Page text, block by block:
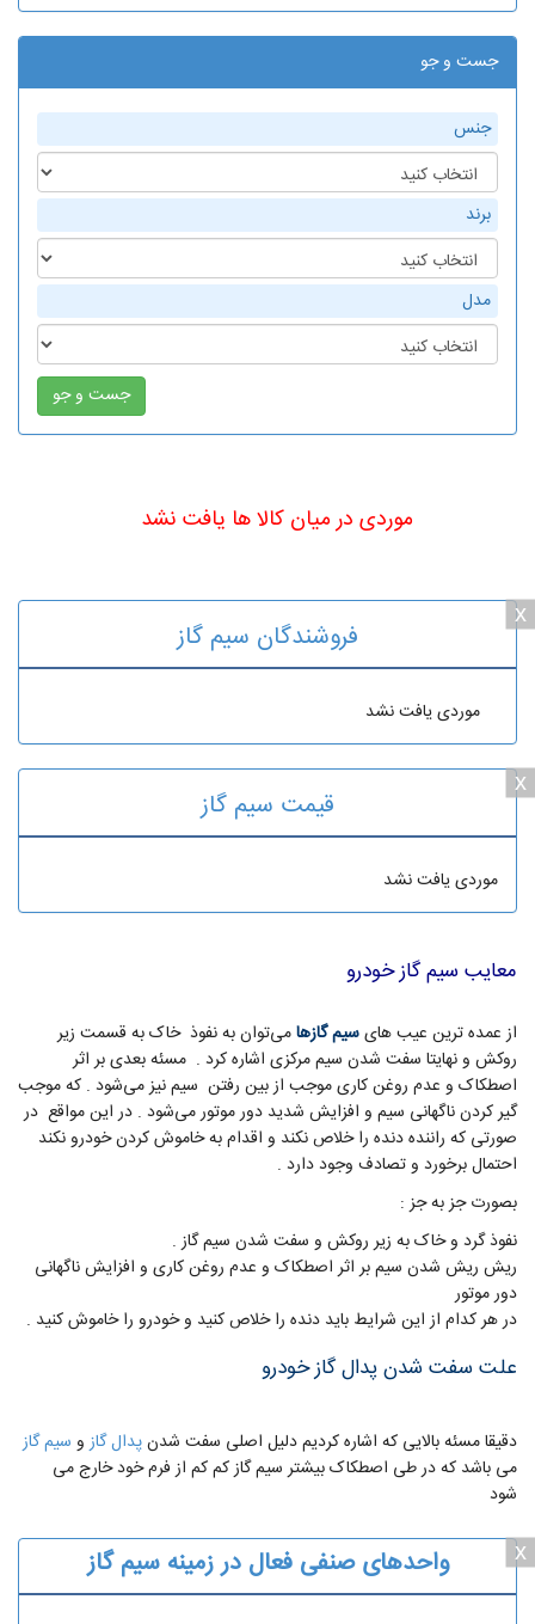
جست و جو
جنس
برند
مدل
موردی در میان کالا ها یافت نشد
x
فروشندگان سیم گاز
موردی یافت نشد
x
قیمت سیم گاز
موردی یافت نشد
معایب سیم گاز خودرو
از عمده ترین عیب هایسیم گازهامی‌­توان به نفوذ خاک به قسمت زیر
روکش و نهایتا سفت شدن سیم مرکزی اشاره کرد . مسئه بعدی بر اثر
اصطکاک و عدم روغن کاری موجب از بین رفتن سیم نیز می‌شود . که موجب
گیر کردن ناگهانی سیم و افزایش شدید دور موتور می‌شود . در این مواقع در
صورتی‌ که راننده دنده را خلاص نکند و اقدام به خاموش کردن خودرو نکند
احتمال برخورد و تصادف وجود دارد .
بصورت جز به جز :
نفوذ گرد و خاک به زیر روکش و سفت شدن سیم گاز .
ریش ریش شدن سیم بر اثر اصطکاک و عدم روغن کاری و افزایش ناگهانی
دور موتور
در هر کدام از این شرایط باید دنده را خلاص کنید و خودرو را خاموش کنید .
علت سفت شدن پدال گاز خودرو
دقیقا مسئه بالایی که اشاره کردیم دلیل اصلی سفت شدنپدال گاز و سیم گاز
می باشد که در طی اصطکاک بیشتر سیم گاز کم کم از فرم خود خارج می
شود
x واحدهای صنفی فعال در زمینه سیم گاز